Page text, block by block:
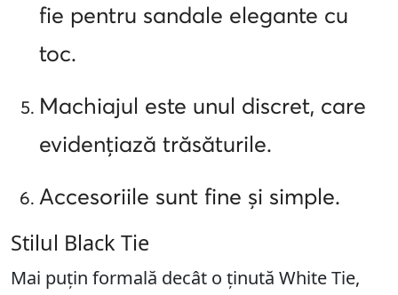
fie pentru sandale elegante cu
toc.
Machiajul este unul discret, care
evidențiază trăsăturile.
Accesoriile sunt fine și simple.
Stilul Black Tie
Mai puțin formală decât o ținută White Tie,